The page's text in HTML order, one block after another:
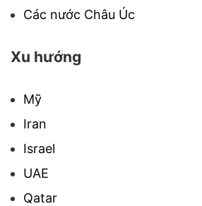
Các nước Châu Úc
Xu hướng
Mỹ
Iran
Israel
UAE
Qatar